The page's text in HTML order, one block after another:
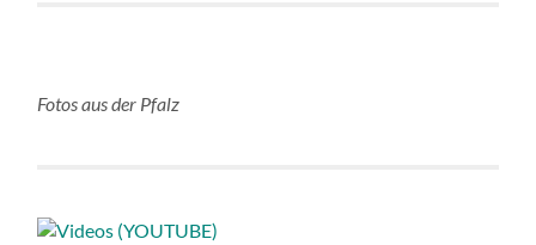
Fotos aus der Pfalz